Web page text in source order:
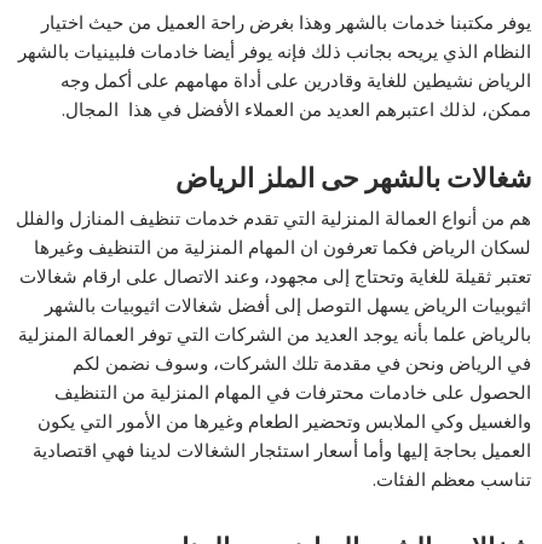
يوفر مكتبنا خدمات بالشهر وهذا بغرض راحة العميل من حيث اختيار
النظام الذي يريحه بجانب ذلك فإنه يوفر أيضا خادمات فلبينيات بالشهر
الرياض نشيطين للغاية وقادرين على أداة مهامهم على أكمل وجه
ممكن، لذلك اعتبرهم العديد من العملاء الأفضل في هذا المجال.
شغالات بالشهر حى الملز الرياض
هم من أنواع العمالة المنزلية التي تقدم خدمات تنظيف المنازل والفلل
لسكان الرياض فكما تعرفون ان المهام المنزلية من التنظيف وغيرها
تعتبر ثقيلة للغاية وتحتاج إلى مجهود، وعند الاتصال على ارقام شغالات
اثيوبيات الرياض يسهل التوصل إلى أفضل شغالات اثيوبيات بالشهر
بالرياض علما بأنه يوجد العديد من الشركات التي توفر العمالة المنزلية
في الرياض ونحن في مقدمة تلك الشركات، وسوف نضمن لكم
الحصول على خادمات محترفات في المهام المنزلية من التنظيف
والغسيل وكي الملابس وتحضير الطعام وغيرها من الأمور التي يكون
العميل بحاجة إليها وأما أسعار استئجار الشغالات لدينا فهي اقتصادية
تناسب معظم الفئات.